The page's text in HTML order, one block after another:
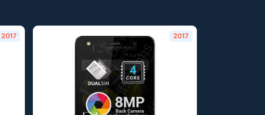
2017 2017